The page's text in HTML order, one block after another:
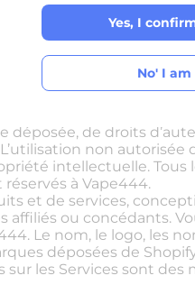
lois américaines et
à utiliser les
reproduire, distribuer,
republier,
À l’exception de ce qui
doit être interprété
déposée, de droits
non
intellectuelle.
à Vape444.
et de services,
affiliés ou concédants.
Le nom, le logo, les
déposées de
sur les Services sont
Yes, I
No' I